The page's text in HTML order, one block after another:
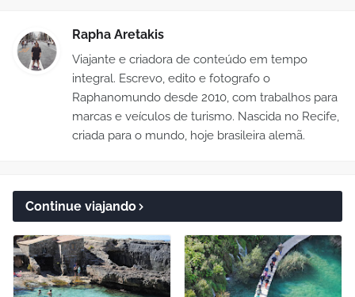
Rapha Aretakis
Viajante e criadora de conteúdo em tempo
integral. Escrevo, edito e fotografo o
Raphanomundo desde 2010, com trabalhos para
marcas e veículos de turismo. Nascida no Recife,
criada para o mundo, hoje brasileira alemã.
Continue viajando